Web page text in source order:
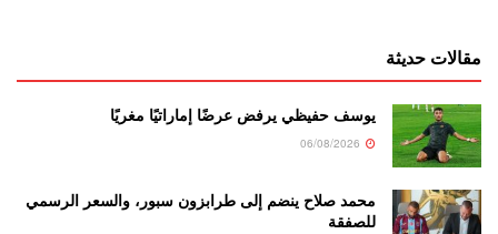
مقالات حديثة
يوسف حفيظي يرفض عرضًا إماراتيًا مغريًا
محمد صلاح ينضم إلى طرابزون سبور، والسعر الرسمي
للصفقة